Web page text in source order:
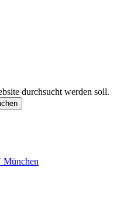
durchsucht werden soll.